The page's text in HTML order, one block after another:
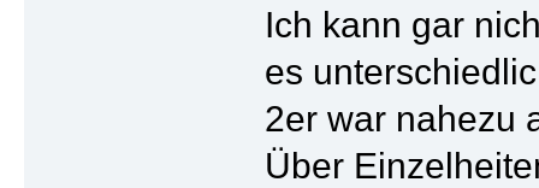
Ich kann gar
es
2er war nahezu
Über